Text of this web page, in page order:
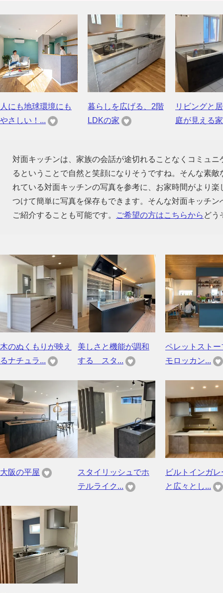
人にも地球環境にも
やさしい！...
暮らしを広げる、2階
LDKの家
リビングと
庭が見える家
対面キッチンは、家族の会話が途切れることなくコミュ
るということで自然と笑顔になりそうですね。そんな素
れている対面キッチンの写真を参考に、お家時間がより
つけて簡単に写真を保存もできます。そんな対面キッチ
ご紹介することも可能です。
ご希望の方はこちらから どう
木のぬくもりが映え
るナチュラ...
美しさと機能が調和
する スタ...
ペレットストー
モロッカン...
大阪の平屋
スタイリッシュでホ
テルライク...
ビルトインガレ
と広々とし...